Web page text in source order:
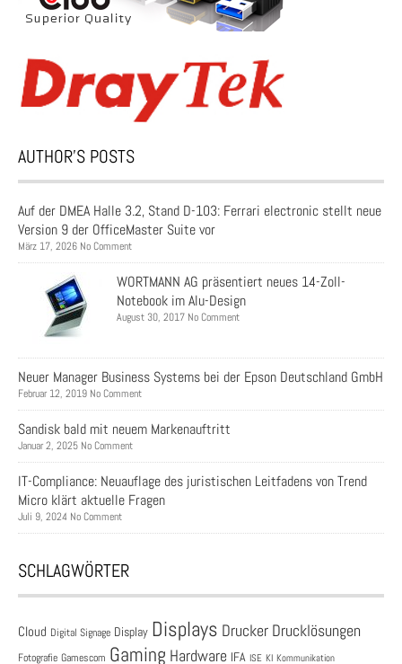
AUTHOR’S POSTS
Auf der DMEA Halle 3.2, Stand D-103: Ferrari electronic stellt neue
Version 9 der OfficeMaster Suite vor
März 17, 2026 No Comment
WORTMANN AG präsentiert neues 14-Zoll-
Notebook im Alu-Design
August 30, 2017 No Comment
Neuer Manager Business Systems bei der Epson Deutschland GmbH
Februar 12, 2019 No Comment
Sandisk bald mit neuem Markenauftritt
Januar 2, 2025 No Comment
IT-Compliance: Neuauflage des juristischen Leitfadens von Trend
Micro klärt aktuelle Fragen
Juli 9, 2024 No Comment
SCHLAGWÖRTER
Cloud Digital Signage Display Displays Drucker Drucklösungen
Fotografie Gamescom Gaming Hardware IFA ISE KI Kommunikation